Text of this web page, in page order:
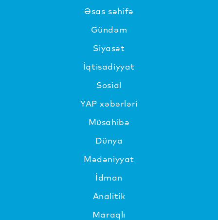
Əsas səhifə
Gündəm
Siyasət
İqtisadiyyat
Sosial
YAP xəbərləri
Müsahibə
Dünya
Mədəniyyat
İdman
Analitik
Maraqlı